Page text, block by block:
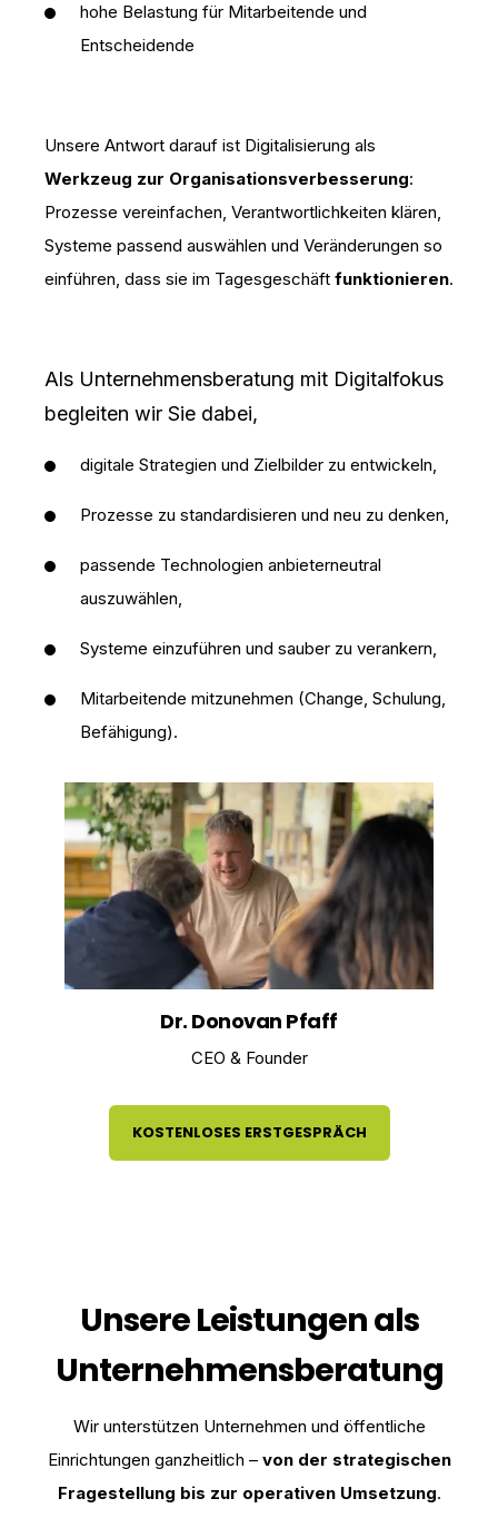
hohe Belastung für Mitarbeitende und
Entscheidende
Unsere Antwort darauf ist Digitalisierung als
Werkzeug zur Organisationsverbesserung:
Prozesse vereinfachen, Verantwortlichkeiten klären,
Systeme passend auswählen und Veränderungen so
einführen, dass sie im Tagesgeschäft funktionieren.
Als Unternehmensberatung mit Digitalfokus
begleiten wir Sie dabei,
digitale Strategien und Zielbilder zu entwickeln,
Prozesse zu standardisieren und neu zu denken,
passende Technologien anbieterneutral
auszuwählen,
Systeme einzuführen und sauber zu verankern,
Mitarbeitende mitzunehmen (Change, Schulung,
Befähigung).
Dr. Donovan Pfaff
CEO & Founder
KOSTENLOSES ERSTGESPRÄCH
Unsere Leistungen als
Unternehmensberatung
Wir unterstützen Unternehmen und öffentliche
Einrichtungen ganzheitlich – von der strategischen
Fragestellung bis zur operativen Umsetzung.